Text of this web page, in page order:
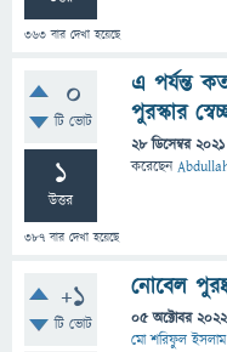
363 বার দেখা হয়েছে
0
টি ভোট
1
উত্তর
387 বার দেখা হয়েছে
এ পর্যন্ত
পুরস্কার
28 ডিসেম্বর 2021
করেছেন
+1
টি ভোট
নোবেল
05 অক্টোবর 2022
মো শরিফুল